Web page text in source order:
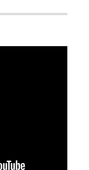
पर ध्यान